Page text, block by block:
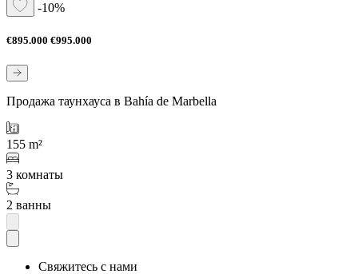
-10%
€895.000 €995.000
Продажа таунхауса в Bahía de Marbella
155 m²
3 комнаты
2 ванны
Свяжитесь с нами